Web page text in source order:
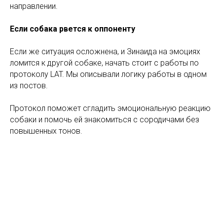
направлении.
Если собака рвется к оппоненту
Если же ситуация осложнена, и Зинаида на эмоциях
ломится к другой собаке, начать стоит с работы по
протоколу LAT. Мы описывали логику работы в одном
из постов.
Протокол поможет сгладить эмоциональную реакцию
собаки и помочь ей знакомиться с сородичами без
повышенных тонов.